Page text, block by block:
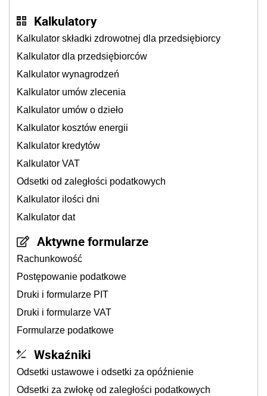
Kalkulatory
Kalkulator składki zdrowotnej dla przedsiębiorcy
Kalkulator dla przedsiębiorców
Kalkulator wynagrodzeń
Kalkulator umów zlecenia
Kalkulator umów o dzieło
Kalkulator kosztów energii
Kalkulator kredytów
Kalkulator VAT
Odsetki od zaległości podatkowych
Kalkulator ilości dni
Kalkulator dat
Aktywne formularze
Rachunkowość
Postępowanie podatkowe
Druki i formularze PIT
Druki i formularze VAT
Formularze podatkowe
Wskaźniki
Odsetki ustawowe i odsetki za opóźnienie
Odsetki za zwłokę od zaległości podatkowych